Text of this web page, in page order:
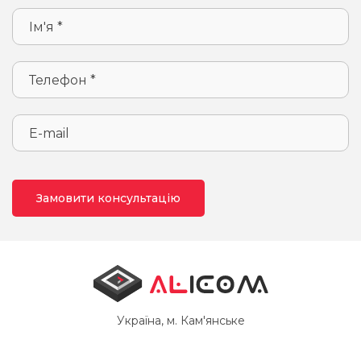
Замовити консультацію
Українa, м. Кам'янське